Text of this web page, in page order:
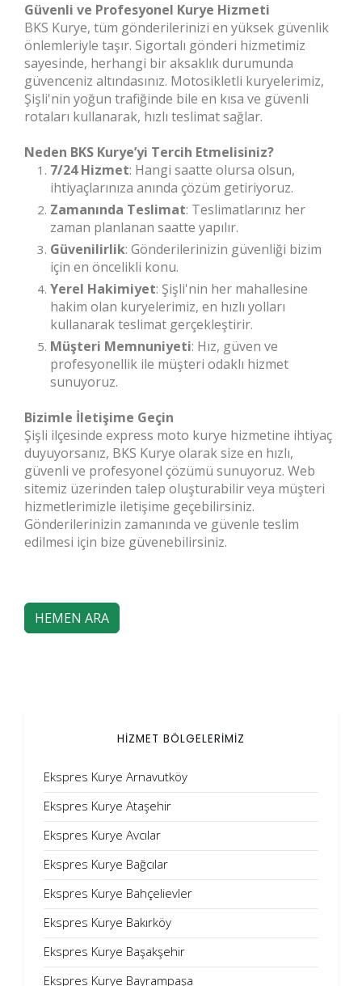
Güvenli ve Profesyonel Kurye Hizmeti
BKS Kurye, tüm gönderilerinizi en yüksek güvenlik
önlemleriyle taşır. Sigortalı gönderi hizmetimiz
sayesinde, herhangi bir aksaklık durumunda
güvenceniz altındasınız. Motosikletli kuryelerimiz,
Şişli'nin yoğun trafiğinde bile en kısa ve güvenli
rotaları kullanarak, hızlı teslimat sağlar.
Neden BKS Kurye’yi Tercih Etmelisiniz?
7/24 Hizmet: Hangi saatte olursa olsun,
ihtiyaçlarınıza anında çözüm getiriyoruz.
Zamanında Teslimat: Teslimatlarınız her
zaman planlanan saatte yapılır.
Güvenilirlik: Gönderilerinizin güvenliği bizim
için en öncelikli konu.
Yerel Hakimiyet: Şişli'nin her mahallesine
hakim olan kuryelerimiz, en hızlı yolları
kullanarak teslimat gerçekleştirir.
Müşteri Memnuniyeti: Hız, güven ve
profesyonellik ile müşteri odaklı hizmet
sunuyoruz.
Bizimle İletişime Geçin
Şişli ilçesinde express moto kurye hizmetine ihtiyaç
duyuyorsanız, BKS Kurye olarak size en hızlı,
güvenli ve profesyonel çözümü sunuyoruz. Web
sitemiz üzerinden talep oluşturabilir veya müşteri
hizmetlerimizle iletişime geçebilirsiniz.
Gönderilerinizin zamanında ve güvenle teslim
edilmesi için bize güvenebilirsiniz.
HEMEN ARA
HİZMET BÖLGELERİMİZ
Ekspres Kurye Arnavutköy
Ekspres Kurye Ataşehir
Ekspres Kurye Avcılar
Ekspres Kurye Bağcılar
Ekspres Kurye Bahçelievler
Ekspres Kurye Bakırköy
Ekspres Kurye Başakşehir
Ekspres Kurye Bayrampaşa